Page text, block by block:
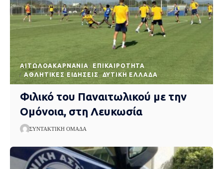
AΙΤΩΛΟΑΚΑΡΝΑΝΊΑ
EΠΙΚΑΙΡΌΤΗΤΑ
ΑΘΛΗΤΙΚΈΣ ΕΙΔΉΣΕΙΣ
ΔΥΤΙΚΉ ΕΛΛΆΔΑ
Φιλικό του Παναιτωλικού με την
Ομόνοια, στη Λευκωσία
ΣΥΝΤΑΚΤΙΚΉ ΟΜΆΔΑ